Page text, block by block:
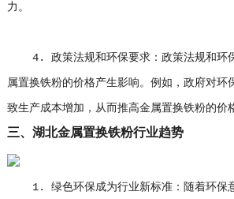
力。
4. 政策法规和环保要求：政策法规和环
属置换铁粉的价格产生影响。例如，政府对环
致生产成本增加，从而推高金属置换铁粉的价
三、湖北金属置换铁粉行业趋势
1. 绿色环保成为行业新标准：随着环保